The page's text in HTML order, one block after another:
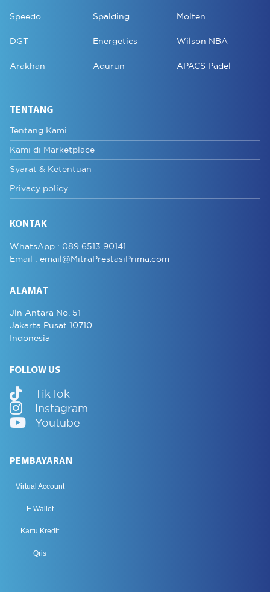
Speedo Spalding Molten
DGT Energetics Wilson NBA
Arakhan Aqurun APACS Padel
TENTANG
Tentang Kami
Kami di Marketplace
Syarat & Ketentuan
Privacy policy
KONTAK
WhatsApp : 089 6513 90141
Email : email@MitraPrestasiPrima.com
ALAMAT
Jln Antara No. 51
Jakarta Pusat 10710
Indonesia
FOLLOW US
TikTok
Instagram
Youtube
PEMBAYARAN
Virtual Account
E Wallet
Kartu Kredit
Qris